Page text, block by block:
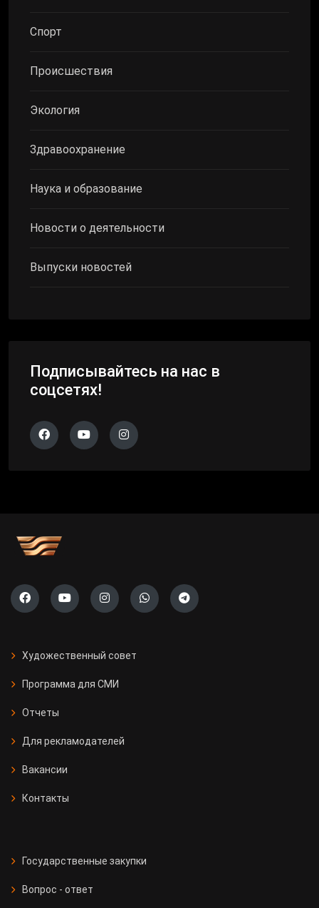
Спорт
Происшествия
Экология
Здравоохранение
Наука и образование
Новости о деятельности
Выпуски новостей
Подписывайтесь на нас в
соцсетях!
Художественный совет
Программа для СМИ
Отчеты
Для рекламодателей
Вакансии
Контакты
Государственные закупки
Вопрос - ответ